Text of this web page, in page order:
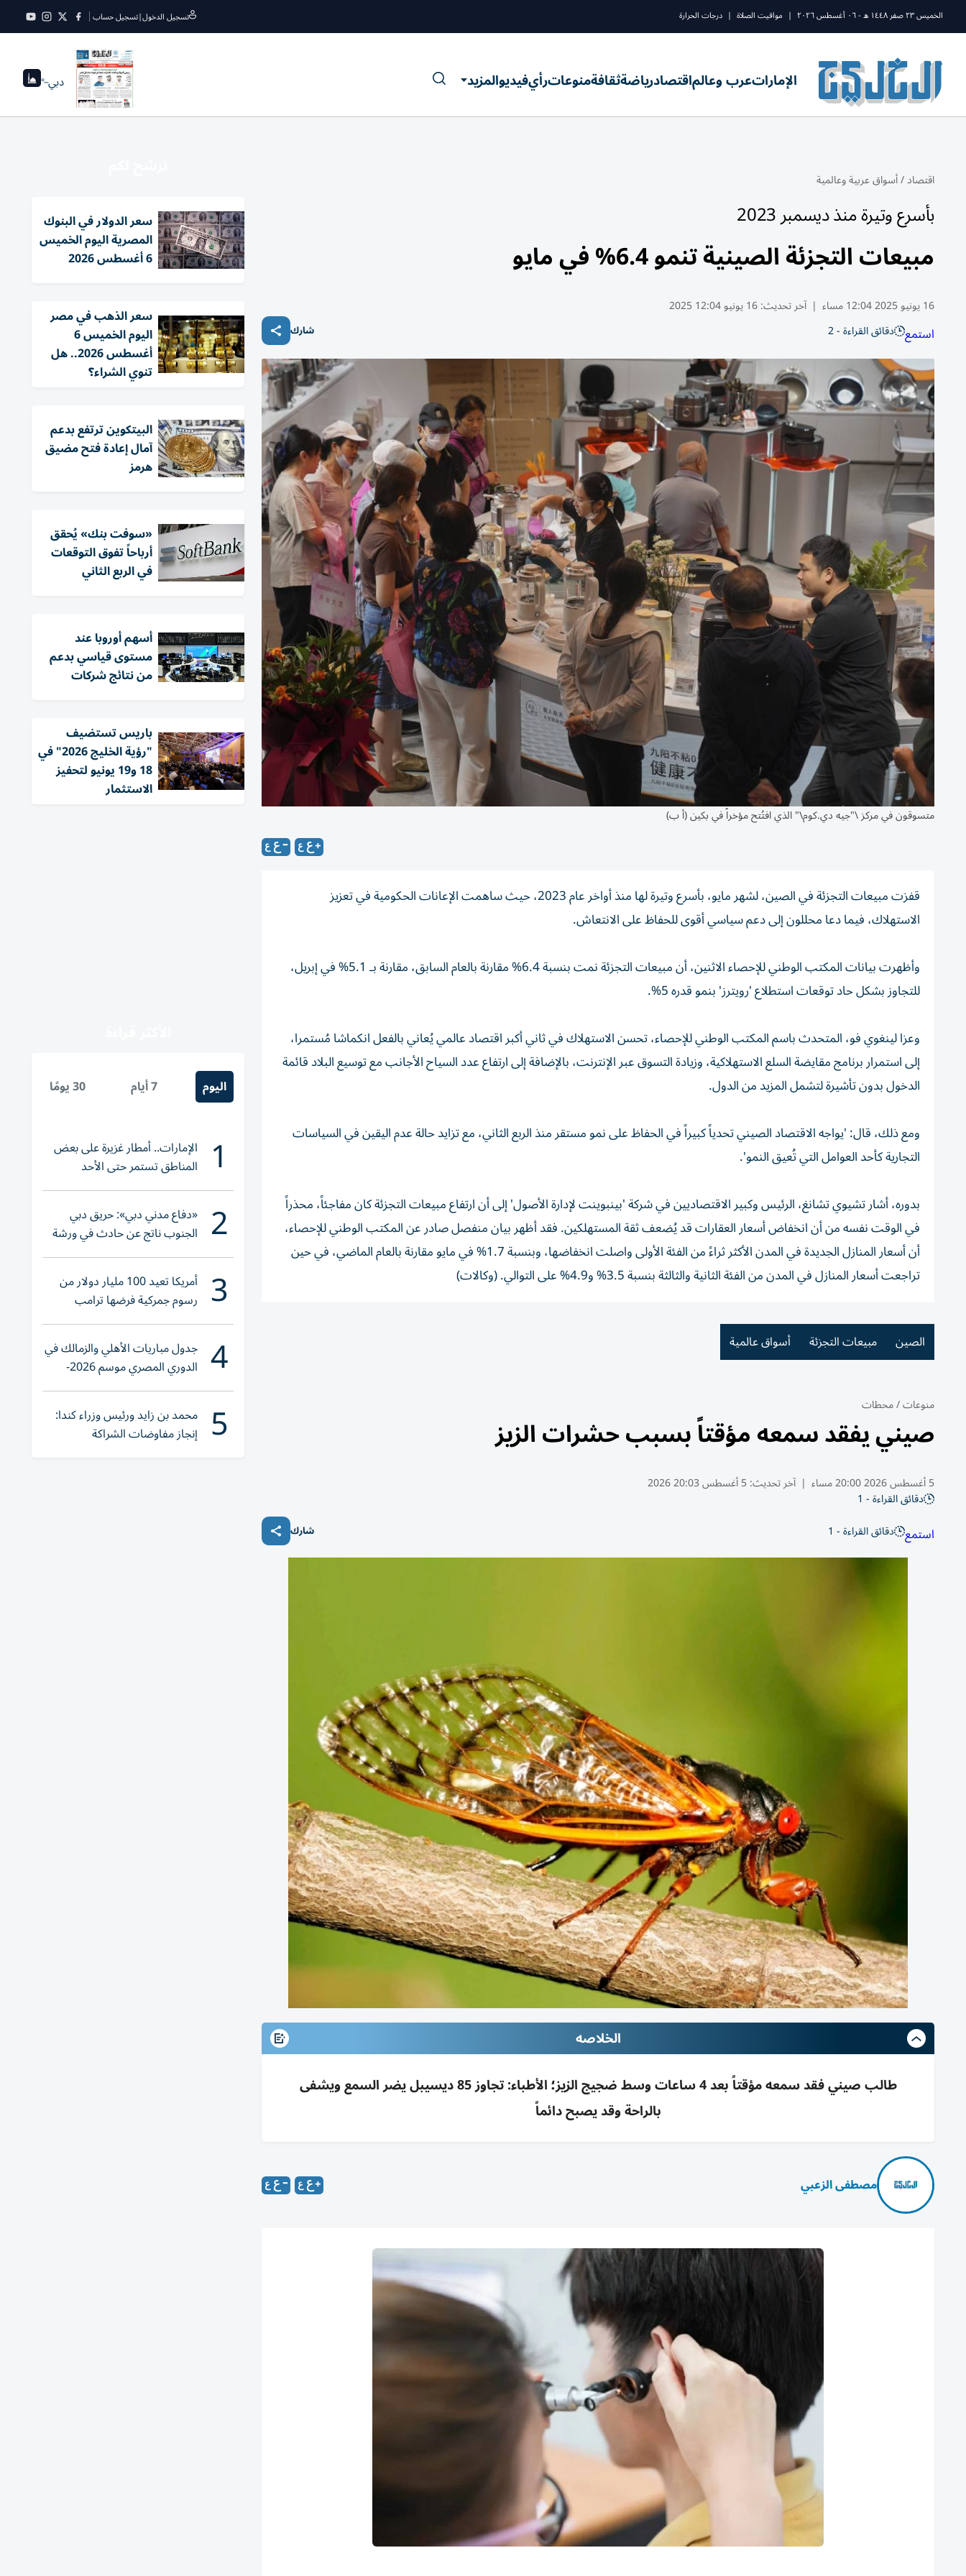
الخميس ٢٣ صفر ١٤٤٨ ه - ٠٦ أغسطس ٢٠٢٦ | مواقيت الصلاة | درجات الحرارة تسجيل الدخول|تسجيل حساب
الإماراتعرب وعالماقتصادرياضةثقافةمنوعاترأيفيديوالمزيد دبي--°
اقتصاد/أسواق عربية وعالمية
بأسرع وتيرة منذ ديسمبر 2023
مبيعات التجزئة الصينية تنمو 6.4% في مايو
16 يونيو 2025 12:04 مساء | آخر تحديث:16 يونيو 12:04 2025
استمع دقائق القراءة - 2 شارك
متسوقون في مركز \"جيه دي.كوم\" الذي افتُتح مؤخراً في بكين (أ ب)
قفزت مبيعات التجزئة في الصين، لشهر مايو، بأسرع وتيرة لها منذ أواخر عام 2023، حيث ساهمت الإعانات الحكومية في تعزيز
الاستهلاك، فيما دعا محللون إلى دعم سياسي أقوى للحفاظ على الانتعاش.
وأظهرت بيانات المكتب الوطني للإحصاء الاثنين، أن مبيعات التجزئة نمت بنسبة 6.4% مقارنة بالعام السابق، مقارنة بـ 5.1% في إبريل،
للتجاوز بشكل حاد توقعات استطلاع 'رويترز' بنمو قدره 5%.
وعزا لينغوي فو، المتحدث باسم المكتب الوطني للإحصاء، تحسن الاستهلاك في ثاني أكبر اقتصاد عالمي يُعاني بالفعل انكماشا مُستمرا،
إلى استمرار برنامج مقايضة السلع الاستهلاكية، وزيادة التسوق عبر الإنترنت، بالإضافة إلى ارتفاع عدد السياح الأجانب مع توسيع البلاد قائمة
الدخول بدون تأشيرة لتشمل المزيد من الدول.
ومع ذلك، قال: 'يواجه الاقتصاد الصيني تحدياً كبيراً في الحفاظ على نمو مستقر منذ الربع الثاني، مع تزايد حالة عدم اليقين في السياسات
التجارية كأحد العوامل التي تُعيق النمو'.
بدوره، أشار تشيوي تشانغ، الرئيس وكبير الاقتصاديين في شركة 'بينبوينت لإدارة الأصول' إلى أن ارتفاع مبيعات التجزئة كان مفاجئاً، محذراً
في الوقت نفسه من أن انخفاض أسعار العقارات قد يُضعف ثقة المستهلكين. فقد أظهر بيان منفصل صادر عن المكتب الوطني للإحصاء،
أن أسعار المنازل الجديدة في المدن الأكثر ثراءً من الفئة الأولى واصلت انخفاضها، وبنسبة 1.7% في مايو مقارنة بالعام الماضي، في حين
تراجعت أسعار المنازل في المدن من الفئة الثانية والثالثة بنسبة 3.5% و4.9% على التوالي. (وكالات)
الصين مبيعات التجزئة أسواق عالمية
منوعات/محطات
صيني يفقد سمعه مؤقتاً بسبب حشرات الزيز
5 أغسطس 2026 20:00 مساء | آخر تحديث:5 أغسطس 20:03 2026
دقائق القراءة - 1
استمع دقائق القراءة - 1 شارك
الخلاصه
طالب صيني فقد سمعه مؤقتاً بعد 4 ساعات وسط ضجيج الزيز؛ الأطباء: تجاوز 85 ديسيبل يضر السمع ويشفى
بالراحة وقد يصبح دائماً
مصطفى الزعبي
سعر الدولار في البنوك
المصرية اليوم الخميس
6 أغسطس 2026
سعر الذهب في مصر
اليوم الخميس 6
أغسطس 2026.. هل
تنوي الشراء؟
البيتكوين ترتفع بدعم
آمال إعادة فتح مضيق
هرمز
«سوفت بنك» يُحقق
أرباحاً تفوق التوقعات
في الربع الثاني
أسهم أوروبا عند
مستوى قياسي بدعم
من نتائج شركات
باريس تستضيف
"رؤية الخليج 2026" في
18 و19 يونيو لتحفيز
الاستثمار
اليوم 7 أيام 30 يومًا
1 الإمارات.. أمطار غزيرة على بعض
المناطق تستمر حتى الأحد
2 «دفاع مدني دبي»: حريق دبي
الجنوب ناتج عن حادث في ورشة
ولا إصابات
3 أمريكا تعيد 100 مليار دولار من
رسوم جمركية فرضها ترامب
4 جدول مباريات الأهلي والزمالك في
الدوري المصري موسم 2026-
2027
5 محمد بن زايد ورئيس وزراء كندا:
إنجاز مفاوضات الشراكة